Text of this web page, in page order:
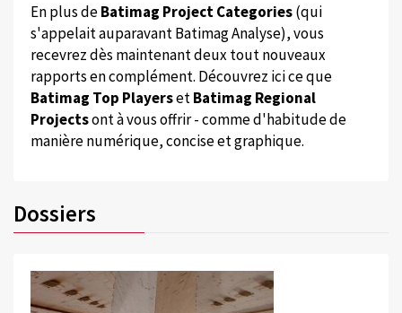
En plus deBatimag Project Categories(qui
s'appelait auparavant Batimag Analyse), vous
recevrez dès maintenant deux tout nouveaux
rapports en complément. Découvrez ici ce que
Batimag Top PlayersetBatimag Regional
Projectsont à vous offrir - comme d'habitude de
manière numérique, concise et graphique.
Dossiers